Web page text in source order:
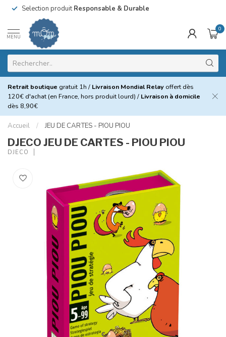
Selection produitResponsable & Durable
MENU
0
Retrait boutique gratuit 1h / Livraison Mondial Relay offert dès
120€ d'achat (en France, hors produit lourd) / Livraison à domicile
dès 8,90€
Accueil / JEU DE CARTES - PIOU PIOU
DJECO JEU DE CARTES - PIOU PIOU
DJECO